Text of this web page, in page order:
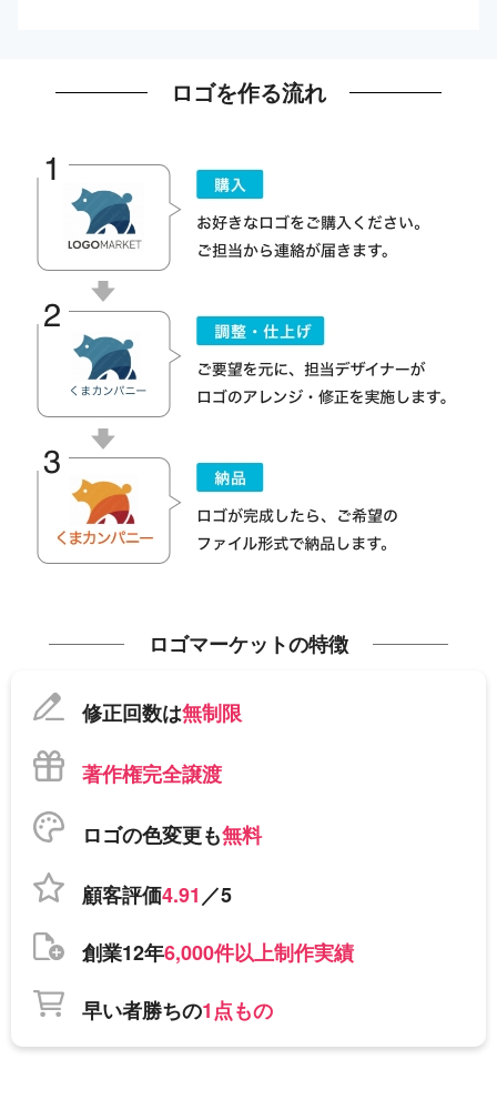
ロゴを作る流れ
ロゴマーケットの特徴
修正回数は無制限
著作権完全譲渡
ロゴの色変更も無料
顧客評価4.91／5
創業12年6,000件以上制作実績
早い者勝ちの1点もの